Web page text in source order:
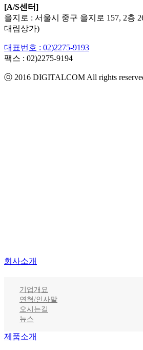
[A/S센터]
을지로 : 서울시 중구 을지로 157, 2층
대림상가)
대표번호 : 02)2275-9193
팩스 : 02)2275-9194​
ⓒ 2016 DIGITALCOM All rights
회사소개
기업개요
연혁/인사말
오시는길
뉴스
제품소개